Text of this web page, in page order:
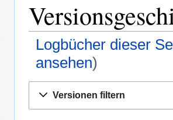
Logbücher dieser
ansehen)
Navigation
Suche
Versionen filtern